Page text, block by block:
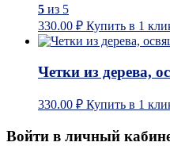
5 из 5
330.00 ₽ Купить в 1
Четки из дерева,
330.00 ₽ Купить в 1
Войти в личный